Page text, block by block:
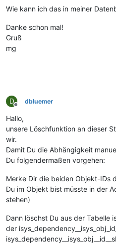
Wie kann ich das in meiner
Danke schon mal!
Gruß
mg
D
Offline
dbluemer
Hallo,
unsere Löschfunktion an dieser
wir.
Damit Du die Abhängigkeit
Du folgendermaßen vorgehen:
Merke Dir die beiden Objekt-IDs
Du im Objekt bist müsste in der
stehen)
Dann löschst Du aus der Tabelle
der